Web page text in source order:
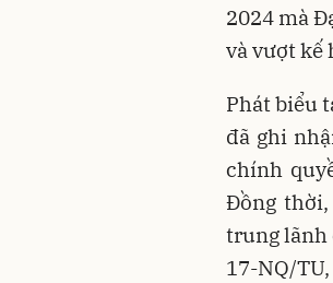
2024 mà
và vượt kế
Phát biểu
đã ghi
chính
Đồng thời,
trung lãnh
17-NQ/